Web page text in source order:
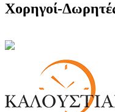
Χορηγοί-